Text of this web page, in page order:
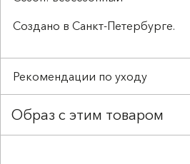
Создано в Санкт-Петербурге.
Рекомендации по уходу
Деликатная стирка до 30°C
Не отбеливать
Образ с этим товаром